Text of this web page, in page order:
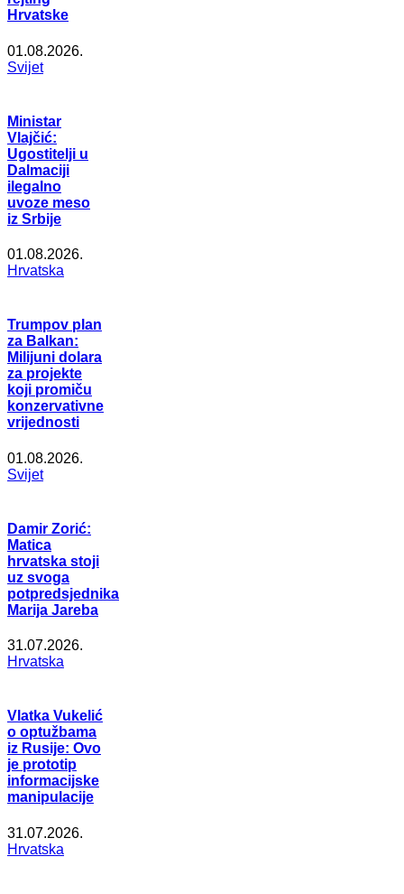
Hrvatske
01.08.2026.
Svijet
Ministar
Vlajčić:
Ugostitelji u
Dalmaciji
ilegalno
uvoze meso
iz Srbije
01.08.2026.
Hrvatska
Trumpov plan
za Balkan:
Milijuni dolara
za projekte
koji promiču
konzervativne
vrijednosti
01.08.2026.
Svijet
Damir Zorić:
Matica
hrvatska stoji
uz svoga
potpredsjednika
Marija Jareba
31.07.2026.
Hrvatska
Vlatka Vukelić
o optužbama
iz Rusije: Ovo
je prototip
informacijske
manipulacije
31.07.2026.
Hrvatska